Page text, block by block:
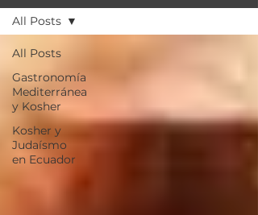
All Posts
Gastronomía
Mediterránea
y Kosher
Kosher y
Judaísmo
en Ecuador
All Posts